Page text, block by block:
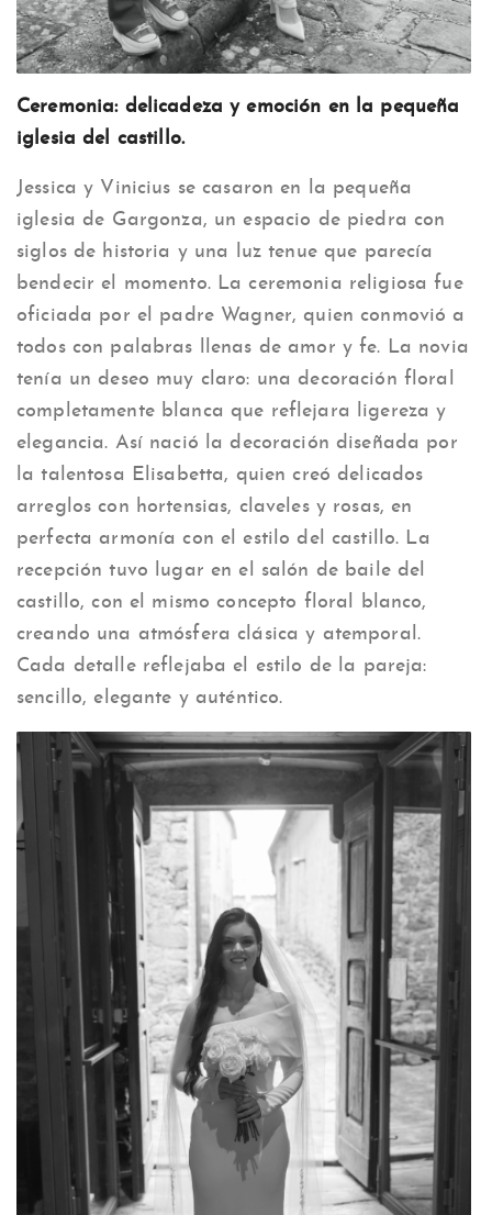
Ceremonia: delicadeza y emoción en la pequeña
iglesia del castillo.
Jessica y Vinicius se casaron en la pequeña
iglesia de Gargonza, un espacio de piedra con
siglos de historia y una luz tenue que parecía
bendecir el momento. La ceremonia religiosa fue
oficiada por el padre Wagner, quien conmovió a
todos con palabras llenas de amor y fe. La novia
tenía un deseo muy claro: una decoración floral
completamente blanca que reflejara ligereza y
elegancia. Así nació la decoración diseñada por
la talentosa Elisabetta, quien creó delicados
arreglos con hortensias, claveles y rosas, en
perfecta armonía con el estilo del castillo. La
recepción tuvo lugar en el salón de baile del
castillo, con el mismo concepto floral blanco,
creando una atmósfera clásica y atemporal.
Cada detalle reflejaba el estilo de la pareja:
sencillo, elegante y auténtico.